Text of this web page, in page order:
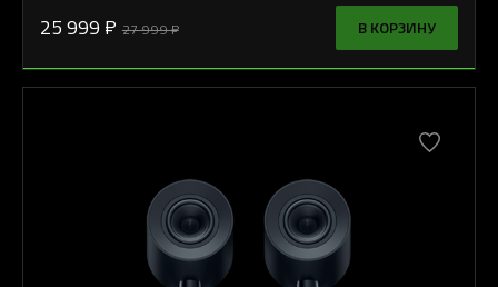
25 999 ₽ 27 999 ₽ В КОРЗИНУ